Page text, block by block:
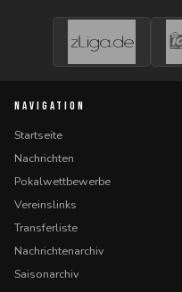
NAVIGATION
Startseite
Nachrichten
Pokalwettbewerbe
Vereinslinks
Transferliste
Nachrichtenarchiv
Saisonarchiv